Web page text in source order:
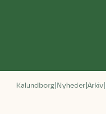
Kalundborg Nyheder Arkiv